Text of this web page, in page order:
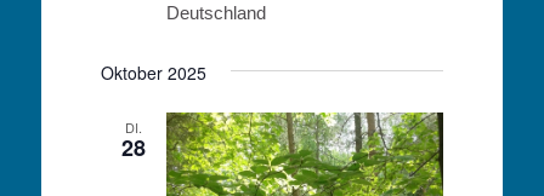
Deutschland
Oktober 2025
DI.
28